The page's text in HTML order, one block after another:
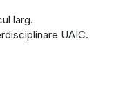
larg.
UAIC.